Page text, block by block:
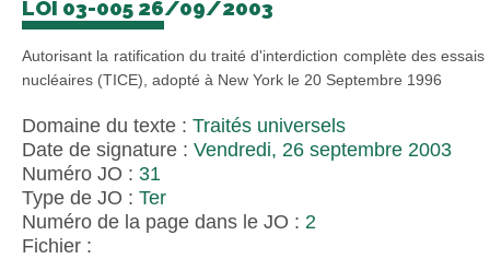
LOI 03-005 26/09/2003
Autorisant la ratification du traité d'interdiction complète des essais
nucléaires (TICE), adopté à New York le 20 Septembre 1996
Domaine du texte : Traités universels
Date de signature : Vendredi, 26 septembre 2003
Numéro JO : 31
Type de JO : Ter
Numéro de la page dans le JO : 2
Fichier :